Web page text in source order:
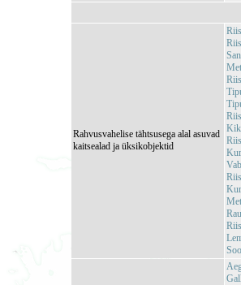
Rahvusvahelise tähtsusega alal asuvad
kaitsealad ja üksikobjektid